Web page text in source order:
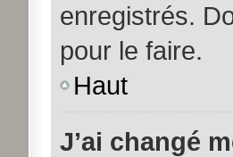
enregistrés.
pour le faire.
Haut
J’ai changé